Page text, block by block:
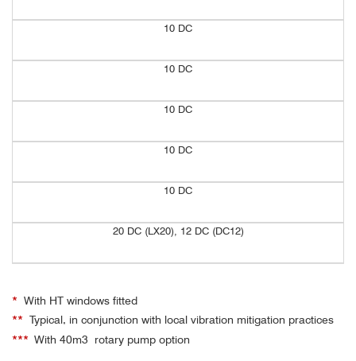
10 DC
10 DC
10 DC
10 DC
10 DC
20 DC (LX20), 12 DC (DC12)
* With HT windows fitted
** Typical, in conjunction with local vibration mitigation practices
*** With 40m3 rotary pump option